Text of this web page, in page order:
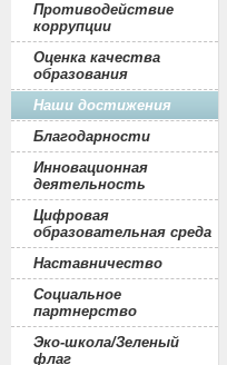
Противодействие
коррупции
Оценка качества
образования
Наши достижения
Благодарности
Инновационная
деятельность
Цифровая
образовательная среда
Наставничество
Социальное
партнерство
Эко-школа/Зеленый
флаг